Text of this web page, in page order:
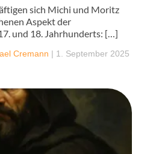
sich Michi und Moritz
Aspekt der
und 18. Jahrhunderts: […]
Cremann | 1. September 2025